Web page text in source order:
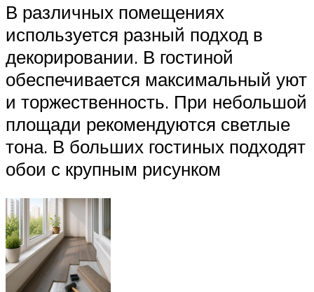
В различных помещениях
используется разный подход в
декорировании. В гостиной
обеспечивается максимальный уют
и торжественность. При небольшой
площади рекомендуются светлые
тона. В больших гостиных подходят
обои с крупным рисунком